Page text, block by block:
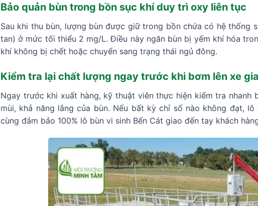
Bảo quản bùn trong bồn sục khí duy trì oxy liên tục
Sau khi thu bùn, lượng bùn được giữ trong bồn chứa có hệ
tan) ở mức tối thiểu 2 mg/L. Điều này ngăn bùn bị yếm khí hóa
khí không bị chết hoặc chuyển sang trạng thái ngủ đông.
Kiểm tra lại chất lượng ngay trước khi bơm lên xe
Ngay trước khi xuất hàng, kỹ thuật viên thực hiện kiểm tra nhanh
mùi, khả năng lắng của bùn. Nếu bất kỳ chỉ số nào không đạt,
cùng đảm bảo 100% lô bùn vi sinh Bến Cát giao đến tay khách